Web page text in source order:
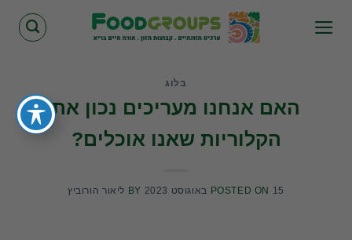
בלוג
האם אנחנו מעריכים נכון את
הקלוריות שאנו אוכלים?
POSTED ON 15 באוגוסט 2023 BY ליאור הורוביץ